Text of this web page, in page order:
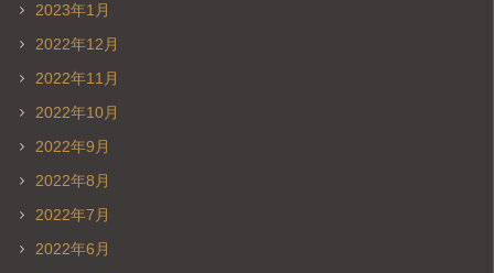
2023年1月
2022年12月
2022年11月
2022年10月
2022年9月
2022年8月
2022年7月
2022年6月